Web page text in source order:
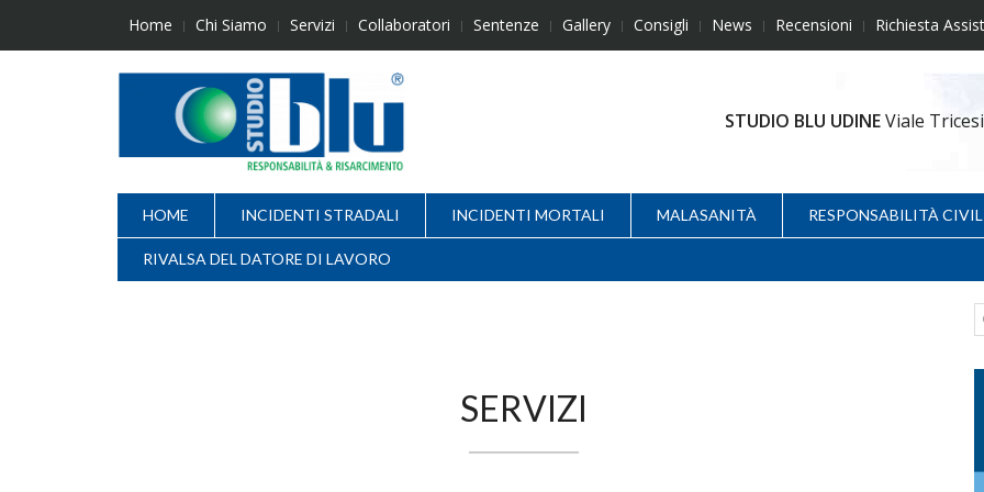
content
Home Chi Siamo Servizi Collaboratori Sentenze Gallery Consigli News Recensioni Richiesta
STUDIO BLU UDINEViale
HOME INCIDENTI STRADALI INCIDENTI MORTALI MALASANITÀ RESPONSABILITÀ
RIVALSA DEL DATORE DI LAVORO
SERVIZI